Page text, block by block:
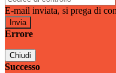
E-mail inviata, si prega di
Errore
Chiudi
Successo